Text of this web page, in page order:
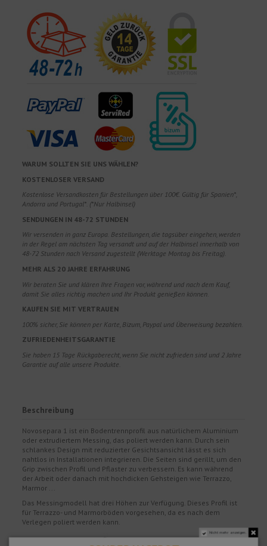
WARUM SOLLTEN SIE UNS WÄHLEN?
KOSTENLOSER VERSAND
Kostenlose Versandkosten für Bestellungen über 100€. Gültig für Spanien*,
Andorra und Portugal*. (*Nur Halbinsel)
SENDUNGEN IN 48-72 STUNDEN
Wir versenden in ganz Europa. Bestellungen, die tagsüber eingehen, werden
in der Regel am nächsten Tag versandt und auf der Halbinsel innerhalb von
48-72 Stunden nach Versand zugestellt (Werktage Montag bis Freitag).
MEHR ALS 20 JAHRE ERFAHRUNG
Wir beraten Sie und klären Ihre Fragen vor, während und nach dem Kauf,
damit Sie alles richtig machen und Ihr Produkt genießen können.
KAUFEN SIE MIT VERTRAUEN
100% sicher, Sie können per Karte, Bizum, Paypal und Überweisung bezahlen.
ZUFRIEDENHEITSGARANTIE
Sie haben 15 Tage Rückgaberecht, wenn Sie nicht zufrieden sind und 2 Jahre
Garantie auf alle unsere Produkte.
Beschreibung
Novosepara 1 ist ein Bodentrennprofil aus natürlichem Aluminium
oder extrudiertem Messing, das poliert werden kann. Durch sein
schlankes Design mit reduzierter Gesichtsansicht lässt es sich
nahtlos in Installationen integrieren. Die Seiten sind gerillt, um den
Grip zwischen Profil und Pflaster zu verbessern. Es kann während
der Arbeit oder danach mit hochdicken Gehsteigen wie Terrazzo,
Marmor ...
Das Messingmodell hat drei Höhen zur Verfügung. Dieses Profil ist
für Terrazzo- und Marmorböden vorgesehen, da es nach dem
Verlegen poliert werden kann.
Nicht mehr anzeigen.